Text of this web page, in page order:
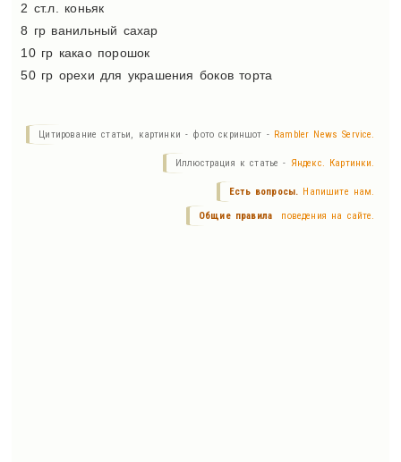
2 ст.л. коньяк
8 гр ванильный сахар
10 гр какао порошок
50 гр орехи для украшения боков торта
Цитирование статьи, картинки - фото скриншот - Rambler News Service.
Иллюстрация к статье - Яндекс. Картинки.
Есть вопросы. Напишите нам.
Общие правила поведения на сайте.